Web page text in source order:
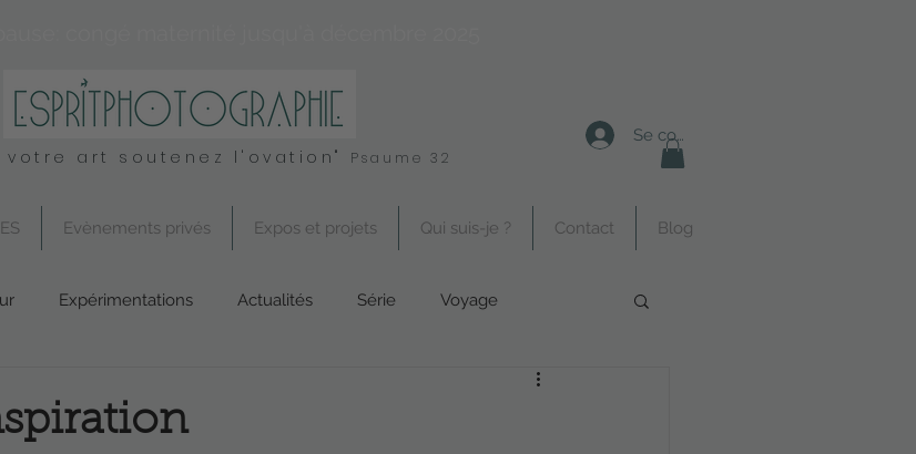
votre art soutenez l'ovation" Psaume 32
Se connecter
Evènements privés Expos et projets Qui suis-je ? Contact Blog
Expérimentations Actualités Série Voyage